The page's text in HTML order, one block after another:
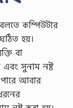
কম্পিউটার
হয়।
বা
এবং সুনাম নষ্ট
আবার